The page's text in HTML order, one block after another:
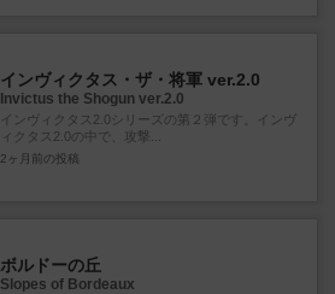
インヴィクタス・ザ・将軍 ver.2.0
Invictus the Shogun ver.2.0
インヴィクタス2.0シリーズの第２弾です。インヴ
ィクタス2.0の中で、攻撃...
2ヶ月前 の投稿
ボルドーの丘
Slopes of Bordeaux